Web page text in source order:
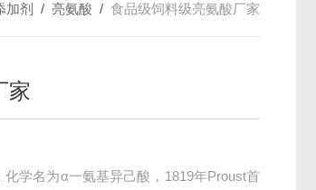
加剂 / 亮氨酸 / 食品级饲料级亮氨酸厂家
家
学名为α一氨基异己酸，1819年Proust首